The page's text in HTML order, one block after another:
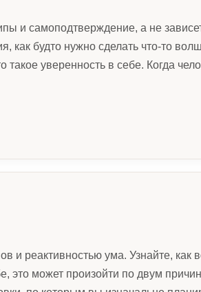
и самоподтверждение, а не
как будто нужно сделать что-то
такое уверенность в себе. Когда
реактивностью ума. Узнайте, как
это может произойти по двум